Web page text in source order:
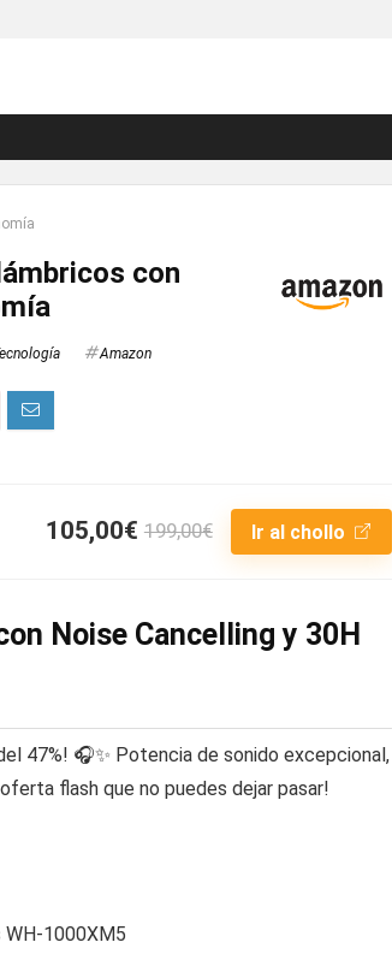
con
Amazon
105,00€ 199,00€ Ir al chollo
Noise Cancelling y 30H
47%! 🎧✨ Potencia de sonido excepcional,
flash que no puedes dejar pasar!
1000XM5